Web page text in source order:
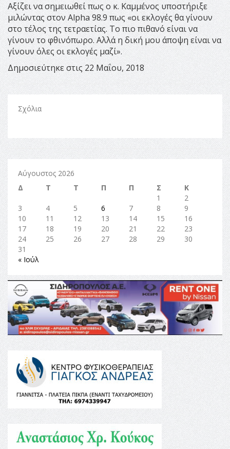
Αξίζει να σημειωθεί πως ο κ. Καμμένος υποστήριξε
μιλώντας στον Alpha 98.9 πως «οι εκλογές θα γίνουν
στο τέλος της τετραετίας. Το πιο πιθανό είναι να
γίνουν το φθινόπωρο. Αλλά η δική μου άποψη είναι να
γίνουν όλες οι εκλογές μαζί».
Δημοσιεύτηκε στις 22 Μαΐου, 2018
Σχόλια
Αύγουστος 2026
Δ
Τ Τ Π Π Σ
Κ
1
2
3
4 5 6 7 8
9
10
11 12 13 14 15
16
17
18 19 20 21 22
23
24
25 26 27 28 29
30
31
« Ιούλ